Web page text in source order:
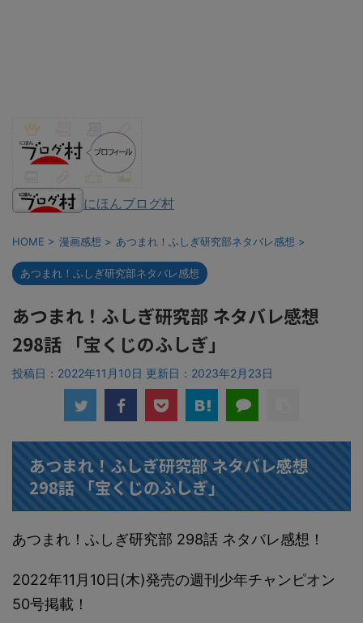
にほんブログ村
HOME > 漫画感想 > あつまれ！ふしぎ研究部ネタバレ感想 >
あつまれ！ふしぎ研究部ネタバレ感想
あつまれ！ふしぎ研究部 ネタバレ感想
298話 「宝くじのふしぎ」
投稿日：2022年11月10日 更新日： 2023年2月23日
あつまれ！ふしぎ研究部 ネタバレ感想
298話 「宝くじのふしぎ」
あつまれ！ふしぎ研究部 298話 ネタバレ感想！
2022年11月10日(木)発売の週刊少年チャンピオン
50号掲載！